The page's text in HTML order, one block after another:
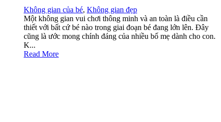
Không gian của bé, Không gian đẹp
Một không gian vui chơi thông minh và an toàn là điều cần
thiết với bất cứ bé nào trong giai đoạn bé đang lớn lên. Đây
cũng là ước mong chính đáng của nhiều bố mẹ dành cho con.
K...
Read More